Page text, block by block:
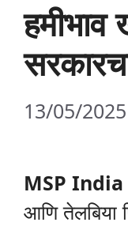
हमीभाव
13/05/2025
MSP
आणि तेलबिया